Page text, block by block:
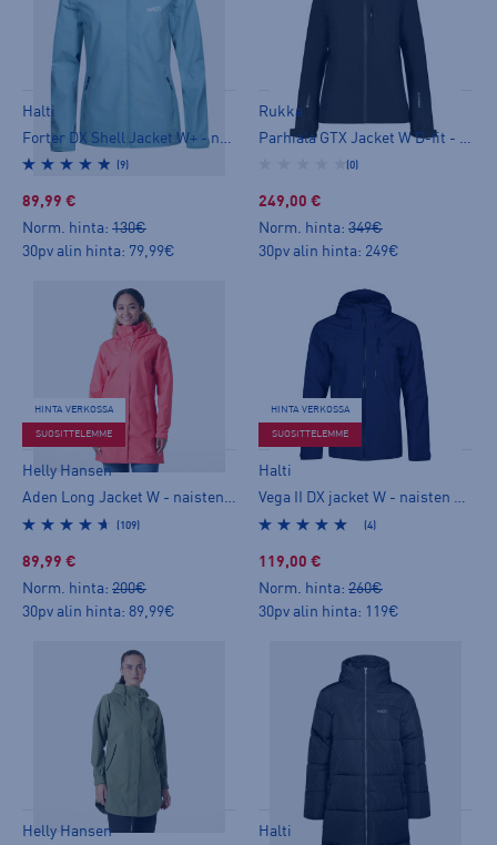
Halti
(9)
89,99 €
Norm. hinta: 130€
30pv alin hinta: 79,99€
Rukka
(0)
249,00 €
Norm. hinta: 349€
30pv alin hinta: 249€
HINTA VERKOSSA
SUOSITTELEMME
Helly Hansen
Aden Long Jacket W - naisten ulkoilutakki
(109)
89,99 €
Norm. hinta: 200€
30pv alin hinta: 89,99€
HINTA VERKOSSA
SUOSITTELEMME
Halti
Vega II DX jacket W - naisten ulkoilutakki
(4)
119,00 €
Norm. hinta: 260€
30pv alin hinta: 119€
Helly Hansen
Halti